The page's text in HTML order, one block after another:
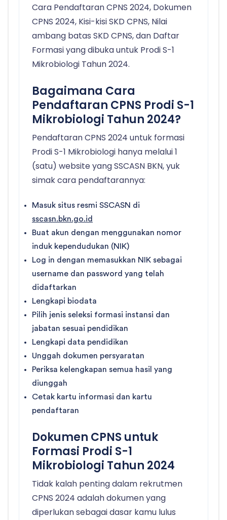
Cara Pendaftaran CPNS 2024, Dokumen
CPNS 2024, Kisi-kisi SKD CPNS, Nilai
ambang batas SKD CPNS, dan Daftar
Formasi yang dibuka untuk Prodi S-1
Mikrobiologi Tahun 2024.
Bagaimana Cara
Pendaftaran CPNS Prodi S-1
Mikrobiologi Tahun 2024?
Pendaftaran CPNS 2024 untuk formasi
Prodi S-1 Mikrobiologi hanya melalui 1
(satu) website yang SSCASN BKN, yuk
simak cara pendaftarannya:
Masuk situs resmi SSCASN di
sscasn.bkn.go.id
Buat akun dengan menggunakan nomor
induk kependudukan (NIK)
Log in dengan memasukkan NIK sebagai
username dan password yang telah
didaftarkan
Lengkapi biodata
Pilih jenis seleksi formasi instansi dan
jabatan sesuai pendidikan
Lengkapi data pendidikan
Unggah dokumen persyaratan
Periksa kelengkapan semua hasil yang
diunggah
Cetak kartu informasi dan kartu
pendaftaran
Dokumen CPNS untuk
Formasi Prodi S-1
Mikrobiologi Tahun 2024
Tidak kalah penting dalam rekrutmen
CPNS 2024 adalah dokumen yang
diperlukan sebagai dasar kamu lulus